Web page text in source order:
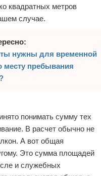
квадратных метров
случае.
нужны для временной
месту пребывания
понимать сумму тех
В расчет обычно не
А вот общая
Это сумма площадей
и служебных